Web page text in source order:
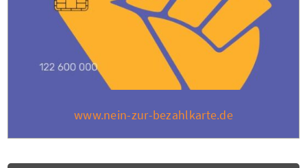
www.nein-zur-bezahlkarte.de